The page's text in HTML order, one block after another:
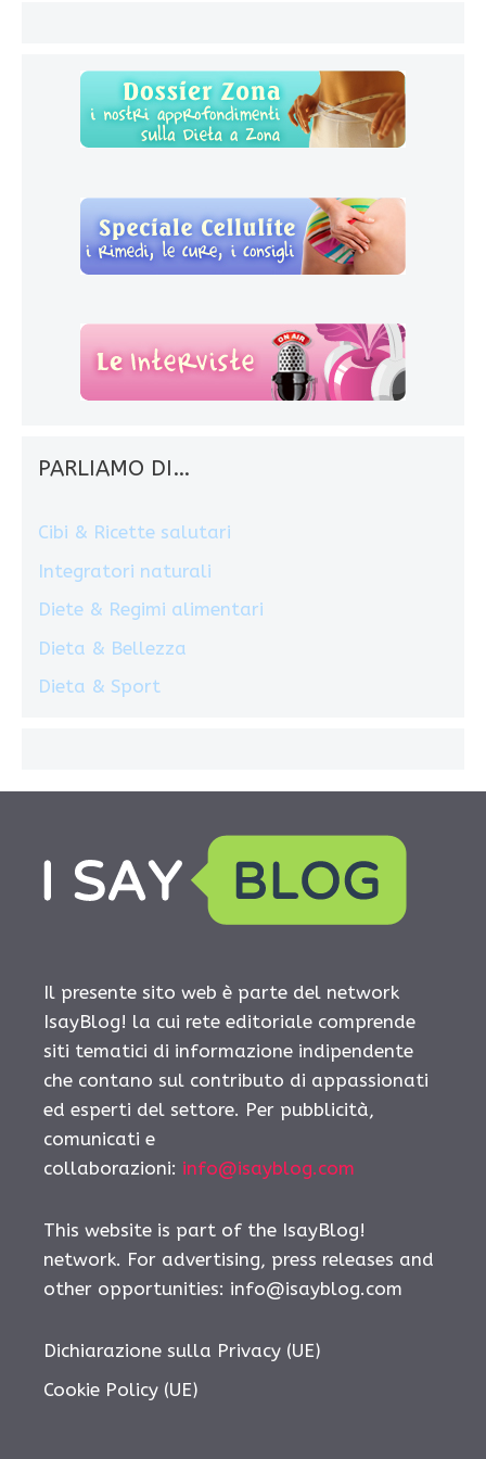
PARLIAMO DI…
Cibi & Ricette salutari
Integratori naturali
Diete & Regimi alimentari
Dieta & Bellezza
Dieta & Sport
Il presente sito web è parte del network
IsayBlog! la cui rete editoriale comprende
siti tematici di informazione indipendente
che contano sul contributo di appassionati
ed esperti del settore. Per pubblicità,
comunicati e
collaborazioni: info@isayblog.com
This website is part of the IsayBlog!
network. For advertising, press releases and
other opportunities: info@isayblog.com
Dichiarazione sulla Privacy (UE)
Cookie Policy (UE)